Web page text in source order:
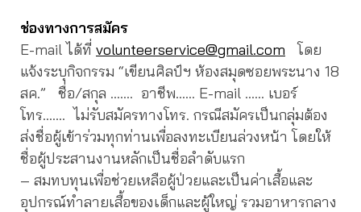
ช่องทางการสมัคร
E-mail ได้ที่ volunteerservice@gmail.com โดย
แจ้งระบุกิจกรรม “เขียนศิลป์ฯ ห้องสมุดซอยพระนาง 18
สค.” ชื่อ/สกุล ……. อาชีพ…… E-mail …… เบอร์
โทร……. ไม่รับสมัครทางโทร. กรณีสมัครเป็นกลุ่มต้อง
ส่งชื่อผู้เข้าร่วมทุกท่านเพื่อลงทะเบียนล่วงหน้า โดยให้
ชื่อผู้ประสานงานหลักเป็นชื่อลำดับแรก
– สมทบทุนเพื่อช่วยเหลือผู้ป่วยและเป็นค่าเสื้อและ
อุปกรณ์ทำลายเสื้อของเด็กและผู้ใหญ่ รวมอาหารกลาง